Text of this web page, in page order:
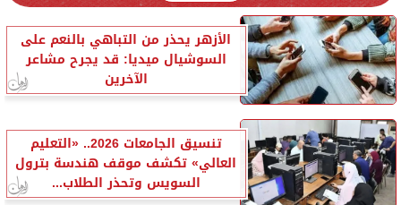
الأزهر يحذر من التباهي بالنعم على
السوشيال ميديا: قد يجرح مشاعر
الآخرين
تنسيق الجامعات 2026.. «التعليم
العالي» تكشف موقف هندسة بترول
السويس وتحذر الطلاب...